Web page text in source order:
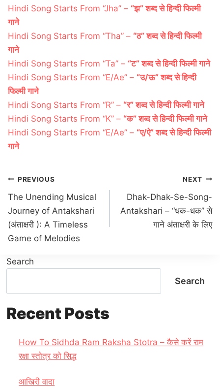
Hindi Song Starts From “Jha” – “झ” शब्द से हिन्दी फिल्मी
गाने
Hindi Song Starts From “Tha” – “ठ” शब्द से हिन्दी फिल्मी
गाने
Hindi Song Starts From “Ta” – “ट” शब्द से हिन्दी फिल्मी गाने
Hindi Song Starts From “E/Ae” – “उ/ऊ” शब्द से हिन्दी
फिल्मी गाने
Hindi Song Starts From “R” – “र” शब्द से हिन्दी फिल्मी गाने
Hindi Song Starts From “K” – “क” शब्द से हिन्दी फिल्मी गाने
Hindi Song Starts From “E/Ae” – “ए/ऐ” शब्द से हिन्दी फिल्मी
गाने
Post
navigation
PREVIOUS
The Unending Musical
Journey of Antakshari
(अंताक्षरी ): A Timeless
Game of Melodies
NEXT
Dhak-Dhak-Se-Song-
Antakshari – “धक-धक” से
गाने अंताक्षरी के लिए
Search
Search
Recent Posts
How To Sidhda Ram Raksha Stotra – कैसे करें राम
रक्षा स्तोत्र को सिद्ध
आखिरी वादा